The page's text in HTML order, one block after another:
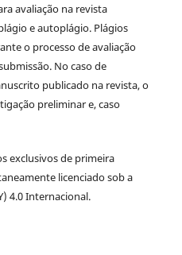
avaliação na revista
e autoplágio. Plágios
o processo de avaliação
No caso de
publicado na revista, o
preliminar e, caso
exclusivos de primeira
licenciado sob a
4.0 Internacional.